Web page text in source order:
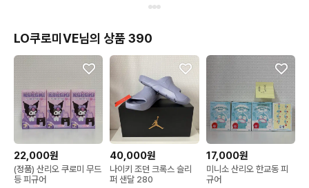
LO쿠로미VE님의 상품 390
22,000원
(정품) 산리오 쿠로미 무드
등 피규어
40,000원
나이키 조던 크록스 슬리
퍼 샌달 280
17,000원
미니소 산리오 한교동 피
규어